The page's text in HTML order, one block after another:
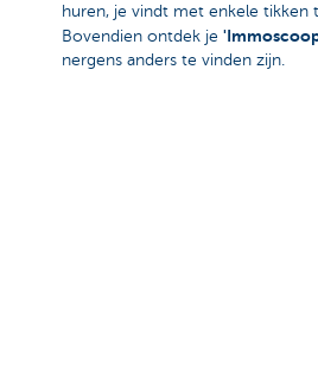
huren, je vindt met enkele tikken
Bovendien ontdek je
nergens anders te vinden zijn.